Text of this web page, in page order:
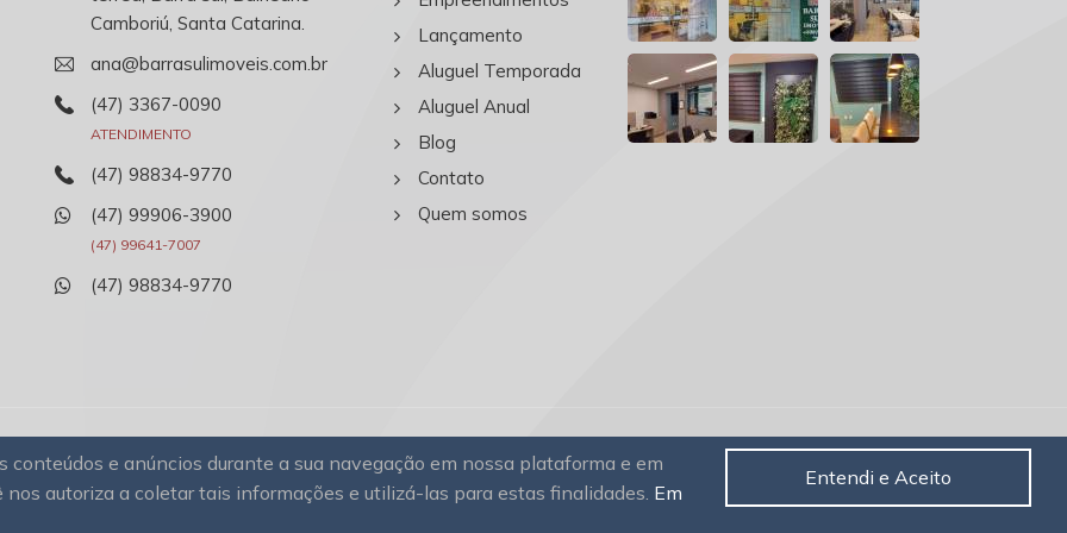
e anúncios durante a sua navegação em nossa plataforma e em
autoriza a coletar tais informações e utilizá-las para estas finalidades. Em
Entendi e Aceito
Camboriú, Santa Catarina.
ana@barrasulimoveis.com.br
(47) 3367-0090
ATENDIMENTO
(47) 98834-9770
(47) 99906-3900
(47) 99641-7007
(47) 98834-9770
Lançamento
Aluguel Temporada
Aluguel Anual
Blog
Contato
Quem somos
Todos os direitos